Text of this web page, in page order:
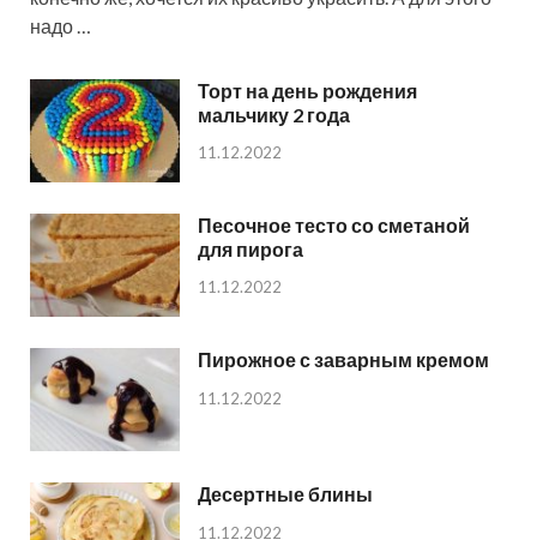
надо …
Торт на день рождения
мальчику 2 года
11.12.2022
Песочное тесто со сметаной
для пирога
11.12.2022
Пирожное с заварным кремом
11.12.2022
Десертные блины
11.12.2022